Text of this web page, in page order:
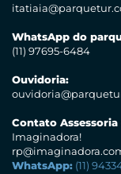
WhatsApp do
(11) 97695-6484
Ouvidoria:
Contato
Imaginadora!
WhatsApp: (11)